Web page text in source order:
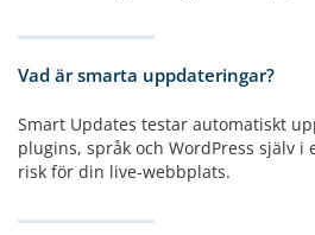
Vad är smarta uppdateringar?
Smart Updates testar automatiskt
plugins, språk och WordPress själv
risk för din live-webbplats.